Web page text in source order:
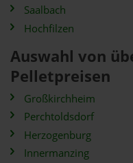
Saalbach
Hochfilzen
Auswahl von
Pelletpreisen
Großkirchheim
Perchtoldsdorf
Herzogenburg
Innermanzing